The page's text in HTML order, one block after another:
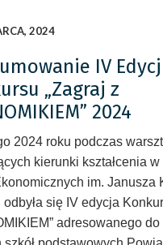
2024
IV
„Zagraj z
2024
2024 roku podczas
kierunki kształcenia
im. Janusza
się IV edycja
adresowanego